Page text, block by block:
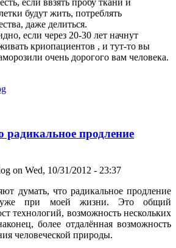
если ввзять пробу ткани и
будут жить, потреблять
даже делиться.
если через 20-30 лет начнут
криопациентов , и тут-то вы
очень дорогого вам человека.
продление
on Wed, 10/31/2012 - 23:37
думать, что радикальное продление
уже при моей жизни. Это общий
технологий, возможность нескольких
более отдалённая возможность
человеческой природы.